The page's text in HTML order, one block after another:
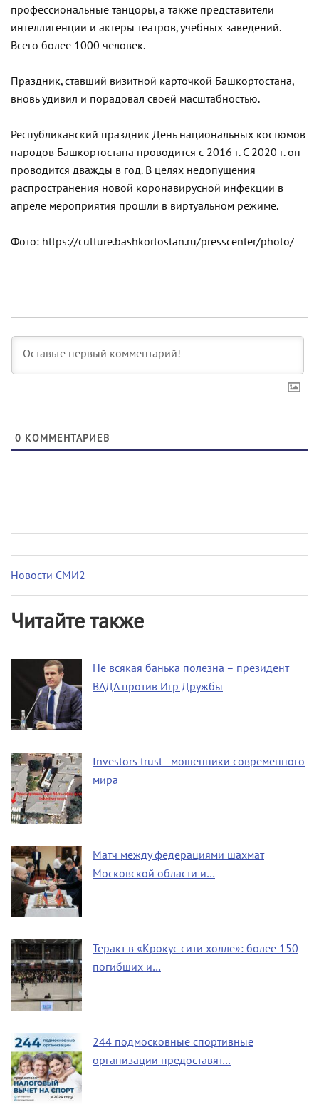
профессиональные танцоры, а также представители
интеллигенции и актёры театров, учебных заведений.
Всего более 1000 человек.
Праздник, ставший визитной карточкой Башкортостана,
вновь удивил и порадовал своей масштабностью.
Республиканский праздник День национальных костюмов
народов Башкортостана проводится с 2016 г. С 2020 г. он
проводится дважды в год. В целях недопущения
распространения новой коронавирусной инфекции в
апреле мероприятия прошли в виртуальном режиме.
Фото: https://culture.bashkortostan.ru/presscenter/photo/
0 КОММЕНТАРИЕВ
Новости СМИ2
Читайте также
Не всякая банька полезна – президент
ВАДА против Игр Дружбы
Investors trust - мошенники современного
мира
Матч между федерациями шахмат
Московской области и…
Теракт в «Крокус сити холле»: более 150
погибших и…
244 подмосковные спортивные
организации предоставят…